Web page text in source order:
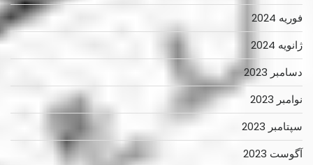
فوریه 2024
ژانویه 2024
دسامبر 2023
نوامبر 2023
سپتامبر 2023
آگوست 2023